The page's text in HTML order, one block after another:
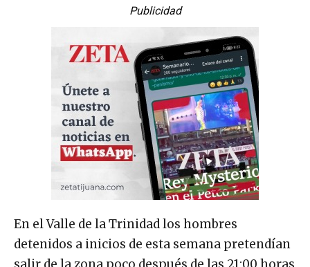
Publicidad
En el Valle de la Trinidad los hombres
detenidos a inicios de esta semana pretendían